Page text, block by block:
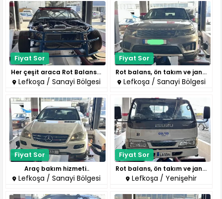
Fiyat Sor
Her çeşit araca Rot Balans aya..
Lefkoşa / Sanayi Bölgesi
Fiyat Sor
Rot balans, ön takım ve jant d..
Lefkoşa / Sanayi Bölgesi
Fiyat Sor
Araç bakım hizmeti..
Lefkoşa / Sanayi Bölgesi
Fiyat Sor
Rot balans, ön takım ve jant d..
Lefkoşa / Yenişehir